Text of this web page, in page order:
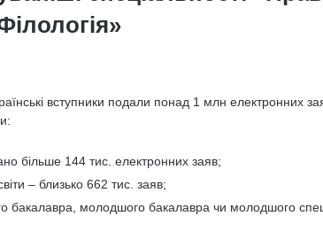
вступники подали понад 1 млн електронних
більше 144 тис. електронних заяв;
– близько 662 тис. заяв;
бакалавра, молодшого бакалавра чи молодшого